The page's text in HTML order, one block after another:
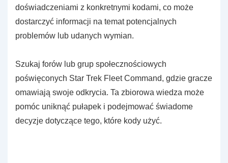
doświadczeniami z konkretnymi kodami, co może
dostarczyć informacji na temat potencjalnych
problemów lub udanych wymian.
Szukaj forów lub grup społecznościowych
poświęconych Star Trek Fleet Command, gdzie gracze
omawiają swoje odkrycia. Ta zbiorowa wiedza może
pomóc uniknąć pułapek i podejmować świadome
decyzje dotyczące tego, które kody użyć.